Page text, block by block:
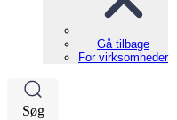
Gå tilbage
For virksomheder
Søg